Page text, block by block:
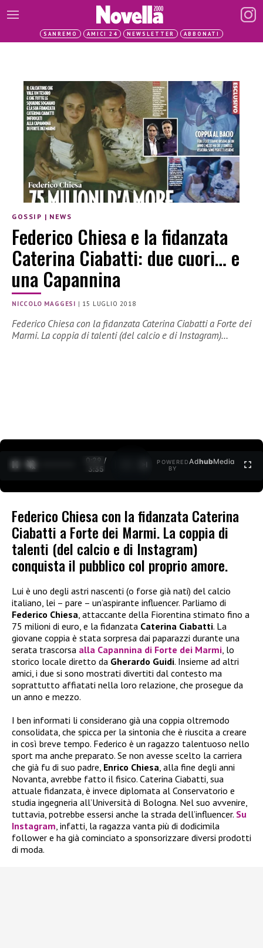
SANREMO AMICI 24 NEWSLETTER ABBONATI
GOSSIP | NEWS
Federico Chiesa e la fidanzata
Caterina Ciabatti: due cuori… e
una Capannina
NICCOLO MAGGESI | 15 LUGLIO 2018
Federico Chiesa con la fidanzata Caterina Ciabatti a Forte dei
Marmi. La coppia di talenti (del calcio e di Instagram)…
0:30 /
3:35
POWERED
BY
AdhubMedia
Federico Chiesa con la fidanzata Caterina
Ciabatti a Forte dei Marmi. La coppia di
talenti (del calcio e di Instagram)
conquista il pubblico col proprio amore.
Lui è uno degli astri nascenti (o forse già nati) del calcio
italiano, lei – pare – un’aspirante influencer. Parliamo di
Federico Chiesa, attaccante della Fiorentina stimato fino a
75 milioni di euro, e la fidanzata Caterina Ciabatti. La
giovane coppia è stata sorpresa dai paparazzi durante una
serata trascorsa alla Capannina di Forte dei Marmi, lo
storico locale diretto da Gherardo Guidi. Insieme ad altri
amici, i due si sono mostrati divertiti dal contesto ma
soprattutto affiatati nella loro relazione, che prosegue da
un anno e mezzo.
I ben informati li considerano già una coppia oltremodo
consolidata, che spicca per la sintonia che è riuscita a creare
in così breve tempo. Federico è un ragazzo talentuoso nello
sport ma anche preparato. Se non avesse scelto la carriera
che già fu di suo padre, Enrico Chiesa, alla fine degli anni
Novanta, avrebbe fatto il fisico. Caterina Ciabatti, sua
attuale fidanzata, è invece diplomata al Conservatorio e
studia ingegneria all’Università di Bologna. Nel suo avvenire,
tuttavia, potrebbe essersi anche la strada dell’influencer. Su
Instagram, infatti, la ragazza vanta più di dodicimila
follower e ha già cominciato a sponsorizzare diversi prodotti
di moda.